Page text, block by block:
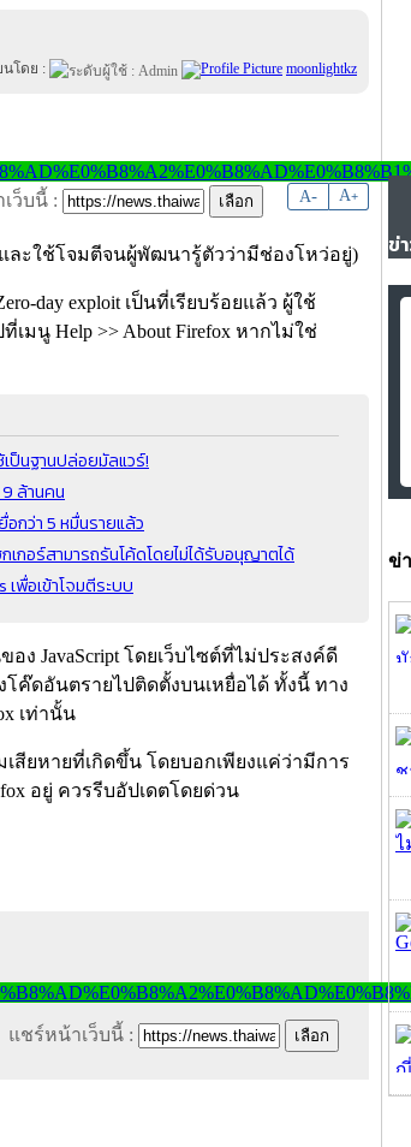
นโดย :
moonlightkz
A- A+
ว็บนี้ :
และใช้โจมตีจนผู้พัฒนารู้ตัวว่ามีช่องโหว่อยู่)
day exploit เป็นที่เรียบร้อยแล้ว ผู้ใช้
มนู Help >> About Firefox หากไม่ใช่
ป็นฐานปล่อยมัลแวร์!
ล้านคน
กว่า 5 หมื่นรายแล้ว
กอร์สามารถรันโค้ดโดยไม่ได้รับอนุญาตได้
เพื่อเข้าโจมตีระบบ
ง JavaScript โดยเว็บไซต์ที่ไม่ประสงค์ดี
โค๊ดอันตรายไปติดตั้งบนเหยื่อได้ ทั้งนี้ ทาง
เท่านั้น
เสียหายที่เกิดขึ้น โดยบอกเพียงแค่ว่ามีการ
อยู่ ควรรีบอัปเดตโดยด่วน
แชร์หน้าเว็บนี้ :
ข่
ข่